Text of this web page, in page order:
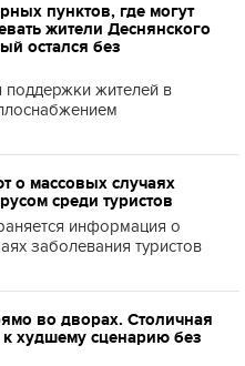
пунктов, где могут
жители Деснянского
остался без
жителей в
о массовых случаях
среди туристов
информация о
заболевания туристов
во дворах. Столичная
худшему сценарию без